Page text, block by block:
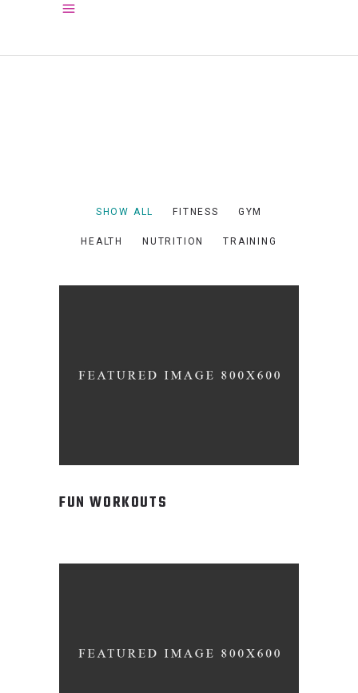
SHOW ALL FITNESS GYM
HEALTH NUTRITION TRAINING
FUN WORKOUTS